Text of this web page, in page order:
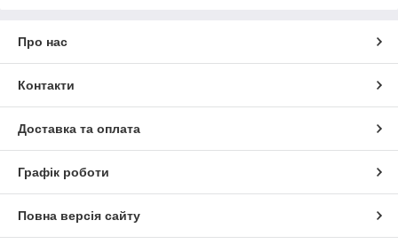
Про нас
Контакти
Доставка та оплата
Графік роботи
Повна версія сайту